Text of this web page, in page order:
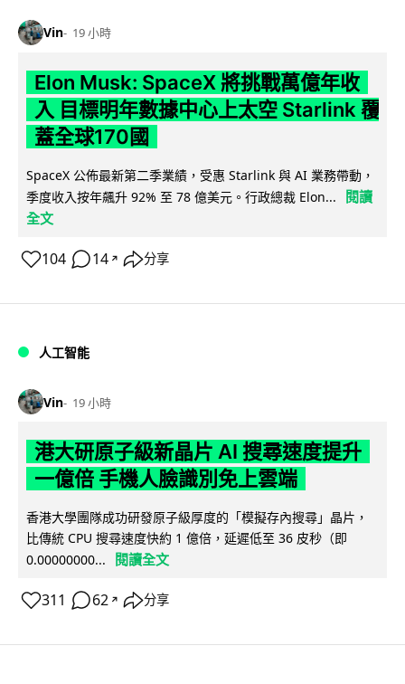
Vin 19 小時
Elon Musk: SpaceX 將挑戰萬億年收
入 目標明年數據中心上太空 Starlink 覆
蓋全球170國
SpaceX 公佈最新第二季業績，受惠 Starlink 與 AI 業務帶動，
季度收入按年飆升 92% 至 78 億美元。行政總裁 Elon...
閱讀
全文
104 14 ↗ 分享
人工智能
Vin 19 小時
港大研原子級新晶片 AI 搜尋速度提升
一億倍 手機人臉識別免上雲端
香港大學團隊成功研發原子級厚度的「模擬存內搜尋」晶片，
比傳統 CPU 搜尋速度快約 1 億倍，延遲低至 36 皮秒（即
0.00000000...
閱讀全文
311 62 ↗ 分享